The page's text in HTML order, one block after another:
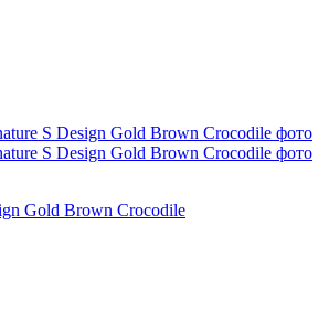
Gold Brown Crocodile